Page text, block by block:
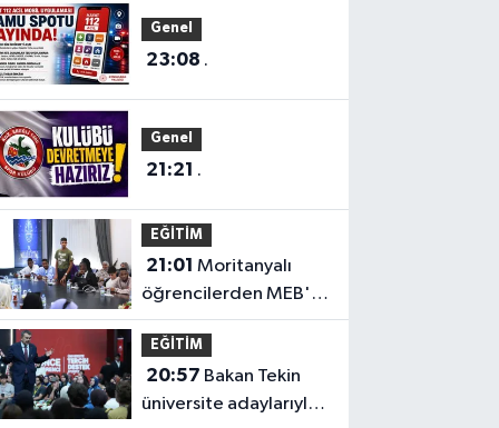
Genel
23:08 .
Genel
21:21 .
EĞİTİM
21:01 Moritanyalı
öğrencilerden MEB'e
ziyaret
EĞİTİM
20:57
üniversite adaylarıyla